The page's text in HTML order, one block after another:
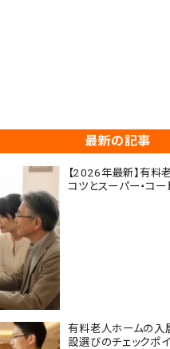
最新の記事
【2026年最新】有料
コツとスーパー・コ
有料老人ホームの入
設選びのチェックポ